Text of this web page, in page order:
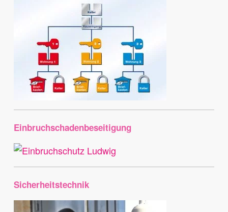
Einbruchschadenbeseitigung
Sicherheitstechnik